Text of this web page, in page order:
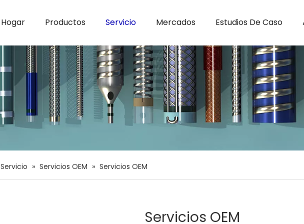
Hogar Productos Servicio Mercados Estudios De Caso
Servicio » Servicios OEM » Servicios OEM
Servicios OEM